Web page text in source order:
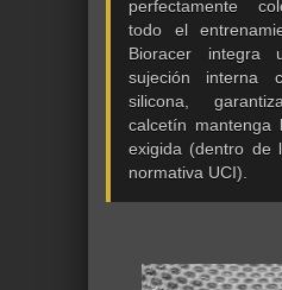
perfectamente
todo el
Bioracer integra
sujeción interna
silicona,
calcetín mantenga
exigida (dentro de
normativa UCI).